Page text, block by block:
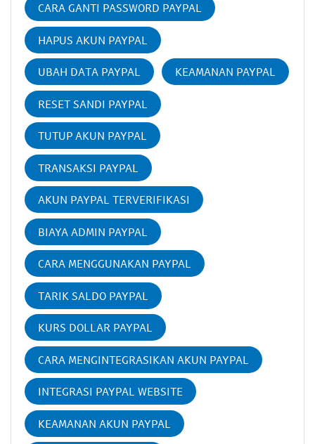
CARA GANTI PASSWORD PAYPAL
HAPUS AKUN PAYPAL
UBAH DATA PAYPAL KEAMANAN PAYPAL
RESET SANDI PAYPAL
TUTUP AKUN PAYPAL
TRANSAKSI PAYPAL
AKUN PAYPAL TERVERIFIKASI
BIAYA ADMIN PAYPAL
CARA MENGGUNAKAN PAYPAL
TARIK SALDO PAYPAL
KURS DOLLAR PAYPAL
CARA MENGINTEGRASIKAN AKUN PAYPAL
INTEGRASI PAYPAL WEBSITE
KEAMANAN AKUN PAYPAL